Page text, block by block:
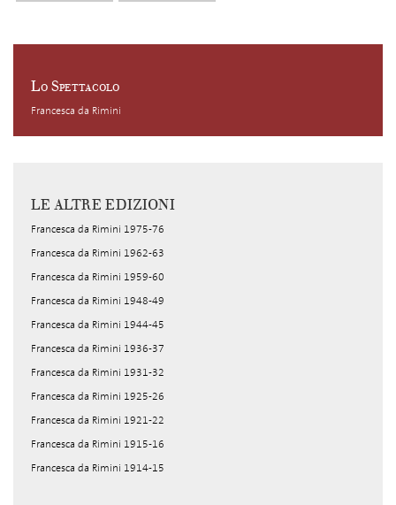
Lo Spettacolo
Francesca da Rimini
LE ALTRE EDIZIONI
Francesca da Rimini 1975-76
Francesca da Rimini 1962-63
Francesca da Rimini 1959-60
Francesca da Rimini 1948-49
Francesca da Rimini 1944-45
Francesca da Rimini 1936-37
Francesca da Rimini 1931-32
Francesca da Rimini 1925-26
Francesca da Rimini 1921-22
Francesca da Rimini 1915-16
Francesca da Rimini 1914-15